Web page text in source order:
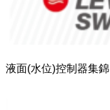
液面(水位)控制器集錦